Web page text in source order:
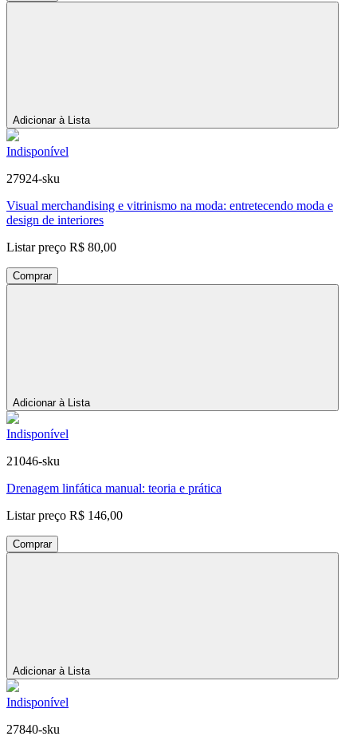
Adicionar à Lista
Indisponível
27924-sku
Visual merchandising e vitrinismo na moda: entretecendo moda e
design de interiores
Listar preço R$ 80,00
Comprar
Adicionar à Lista
Indisponível
21046-sku
Drenagem linfática manual: teoria e prática
Listar preço R$ 146,00
Comprar
Adicionar à Lista
Indisponível
27840-sku